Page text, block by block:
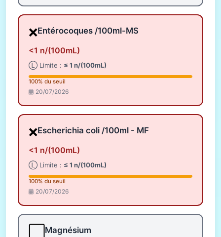
❌Entérocoques /100ml-MS
<1 n/(100mL)
Ⓛ Limite : ≤ 1 n/(100mL)
100% du seuil
20/07/2026
❌Escherichia coli /100ml - MF
<1 n/(100mL)
Ⓛ Limite : ≤ 1 n/(100mL)
100% du seuil
20/07/2026
Magnésium